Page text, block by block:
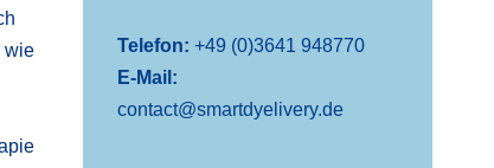
wie
Telefon: +49 (0)3641 948770
E-Mail:
contact@smartdyelivery.de